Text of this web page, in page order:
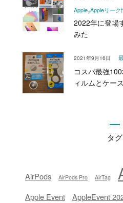
Apple Appleリーク
2022年に登場
みた
コスパ最強
ィルムとケー
2021年9月16日
タグ
AirPods AirPods Pro AirTag
Apple Event AppleEvent